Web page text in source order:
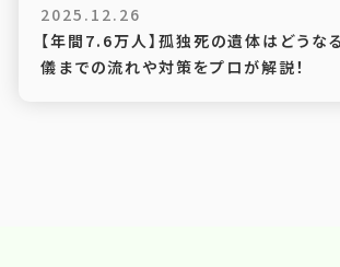
2025.12.26
【年間7.6万人】孤独死の遺体はどうな
儀までの流れや対策をプロが解説！